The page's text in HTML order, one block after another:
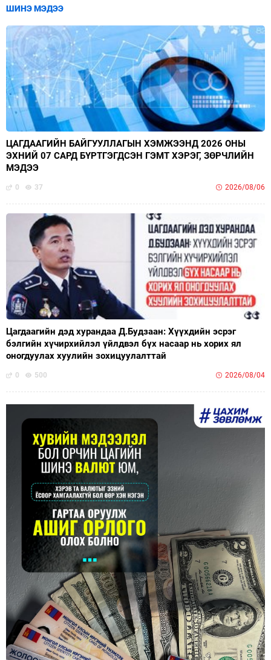
ШИНЭ МЭДЭЭ
ЦАГДААГИЙН БАЙГУУЛЛАГЫН ХЭМЖЭЭНД 2026 ОНЫ
ЭХНИЙ 07 САРД БҮРТГЭГДСЭН ГЭМТ ХЭРЭГ, ЗӨРЧЛИЙН
МЭДЭЭ
0 37 2026/08/06
Цагдаагийн дэд хурандаа Д.Будзаан: Хүүхдийн эсрэг
бэлгийн хүчирхийлэл үйлдвэл бүх насаар нь хорих ял
оногдуулах хуулийн зохицуулалттай
0 500 2026/08/04